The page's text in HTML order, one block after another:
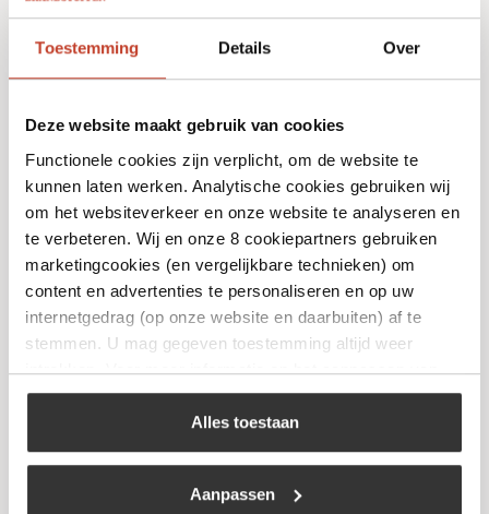
Toestemming Details Over
Deze website maakt gebruik van cookies
Functionele cookies zijn verplicht, om de website te
kunnen laten werken. Analytische cookies gebruiken wij
om het websiteverkeer en onze website te analyseren en
te verbeteren. Wij en onze 8 cookiepartners gebruiken
marketingcookies (en vergelijkbare technieken) om
content en advertenties te personaliseren en op uw
internetgedrag (op onze website en daarbuiten) af te
stemmen. U mag gegeven toestemming altijd weer
intrekken. Voor meer informatie en het aanpassen van
uw keuze op onze website verwijzen wij u naar ons
Alles toestaan
Aanpassen
Big Green Egg – Ash Remover Pan
€45,50
Bekijk